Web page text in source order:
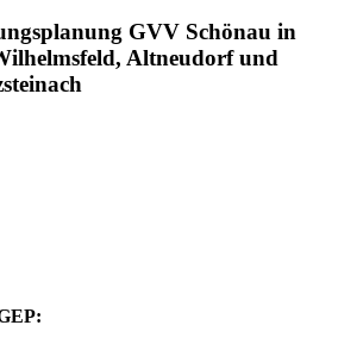
GVV Schönau in
Altneudorf und